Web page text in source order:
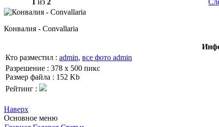
1 из 2
Конвалия - Convallaria
Кто разместил : admin, все фото admin
Разрешение : 378 x 500 пикс
Размер файла : 152 Kb
Рейтинг :
Наверх
Основное меню